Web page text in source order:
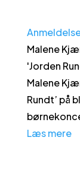
Malene
'Jorden
Malene
Rundt’ på
Læs mere